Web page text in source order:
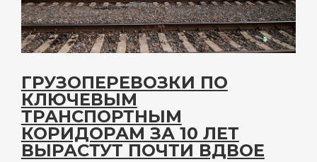
ГРУЗОПЕРЕВОЗКИ ПО
КЛЮЧЕВЫМ
ТРАНСПОРТНЫМ
КОРИДОРАМ ЗА 10 ЛЕТ
ВЫРАСТУТ ПОЧТИ ВДВОЕ